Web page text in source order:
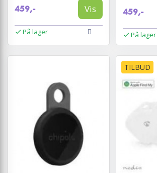
459,- Vis
På lager
459,-
På lager
TILBUD